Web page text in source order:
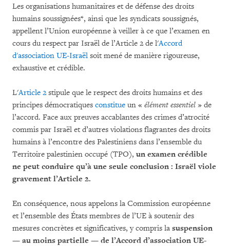
Les organisations humanitaires et de défense des droits
humains soussignées*, ainsi que les syndicats soussignés,
appellent l’Union européenne à veiller à ce que l’examen en
cours du respect par Israël de l’Article 2 de l'Accord
d'association UE-Israël soit mené de manière rigoureuse,
exhaustive et crédible.
L'Article 2 stipule que le respect des droits humains et des
principes démocratiques constitue un « élément essentiel » de
l’accord. Face aux preuves accablantes des crimes d’atrocité
commis par Israël et d’autres violations flagrantes des droits
humains à l’encontre des Palestiniens dans l’ensemble du
Territoire palestinien occupé (TPO), un examen crédible
ne peut conduire qu’à une seule conclusion : Israël viole
gravement l’Article 2.
En conséquence, nous appelons la Commission européenne
et l’ensemble des États membres de l’UE à soutenir des
mesures concrètes et significatives, y compris la suspension
— au moins partielle — de l’Accord d’association UE-